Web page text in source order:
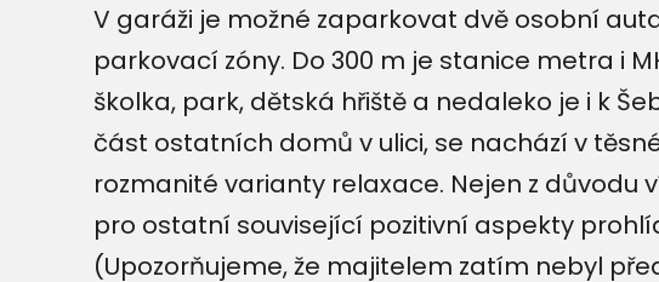
V garáži je možné zaparkovat dvě osobní
parkovací zóny. Do 300 m je stanice metra i
školka, park, dětská hřiště a nedaleko je i k
část ostatních domů v ulici, se nachází v
rozmanité varianty relaxace. Nejen z důvodu
pro ostatní související pozitivní aspekty
(Upozorňujeme, že majitelem zatím nebyl